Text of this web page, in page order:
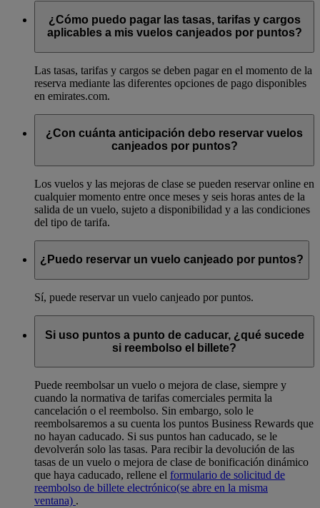
¿Cómo puedo pagar las tasas, tarifas y cargos
aplicables a mis vuelos canjeados por puntos?
Las tasas, tarifas y cargos se deben pagar en el momento de la
reserva mediante las diferentes opciones de pago disponibles
en emirates.com.
¿Con cuánta anticipación debo reservar vuelos
canjeados por puntos?
Los vuelos y las mejoras de clase se pueden reservar online en
cualquier momento entre once meses y seis horas antes de la
salida de un vuelo, sujeto a disponibilidad y a las condiciones
del tipo de tarifa.
¿Puedo reservar un vuelo canjeado por puntos?
Sí, puede reservar un vuelo canjeado por puntos.
Si uso puntos a punto de caducar, ¿qué sucede
si reembolso el billete?
Puede reembolsar un vuelo o mejora de clase, siempre y
cuando la normativa de tarifas comerciales permita la
cancelación o el reembolso. Sin embargo, solo le
reembolsaremos a su cuenta los puntos Business Rewards que
no hayan caducado. Si sus puntos han caducado, se le
devolverán solo las tasas. Para recibir la devolución de las
tasas de un vuelo o mejora de clase de bonificación dinámico
que haya caducado, rellene el formulario de solicitud de
reembolso de billete electrónico(se abre en la misma
ventana) .